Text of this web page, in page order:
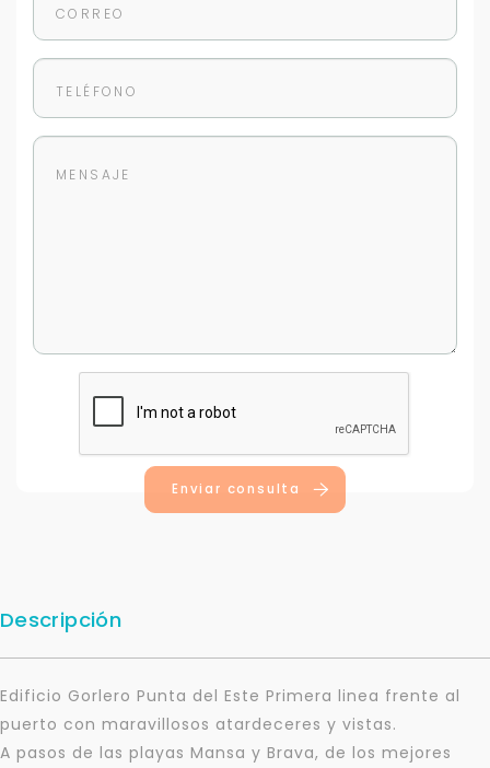
Enviar consulta
Descripción
Edificio Gorlero Punta del Este Primera linea frente al
puerto con maravillosos atardeceres y vistas.
A pasos de las playas Mansa y Brava, de los mejores